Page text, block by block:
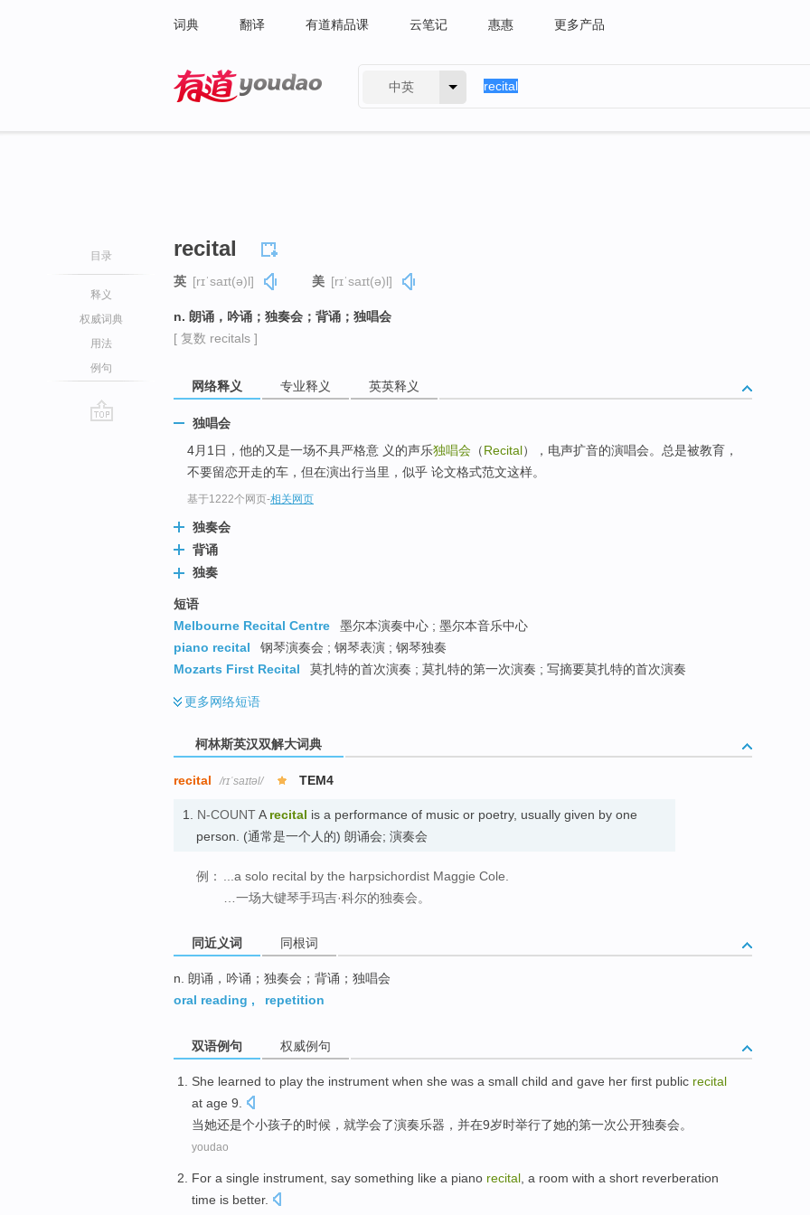
词典 翻译 有道精品课 云笔记 惠惠 更多产品
中英
目录
释义
权威词典
用法
例句
recital
英 [rɪˈsaɪt(ə)l] 美 [rɪˈsaɪt(ə)l]
n. 朗诵，吟诵；独奏会；背诵；独唱会
[ 复数 recitals ]
网络释义 专业释义 英英释义
独唱会
4月1日，他的又是一场不具严格意 义的声乐独唱会 （Recital），电声扩音的演唱会。总是被教育，
不要留恋开走的车，但在演出行当里，似乎 论文格式范文这样。
基于1222个网页-相关网页
独奏会
背诵
独奏
短语
Melbourne Recital Centre
墨尔本演奏中心 ; 墨尔本音乐中心
piano recital
钢琴演奏会 ; 钢琴表演 ; 钢琴独奏
Mozarts First Recital
莫扎特的首次演奏 ; 莫扎特的第一次演奏 ; 写摘要莫扎特的首次演奏
更多网络短语
柯林斯英汉双解大词典
recital /rɪˈsaɪtəl/ TEM4
1. N-COUNTA recital is a performance of music or poetry, usually given by one
person. (通常是一个人的) 朗诵会; 演奏会
例：
...a solo recital by the harpsichordist Maggie Cole.
…一场大键琴手玛吉·科尔的独奏会。
同近义词 同根词
n. 朗诵，吟诵；独奏会；背诵；独唱会
oral reading , repetition
双语例句 权威例句
She learned to play the instrument when she was a small child and gave her first public recital
at age 9
当她还是个小孩子的时候，就学会了演奏乐器 ， 并在9岁时举行了她的第一次公开独奏会。
youdao
For a single instrument say something like a piano recital a room with a short reverberation
time is better.